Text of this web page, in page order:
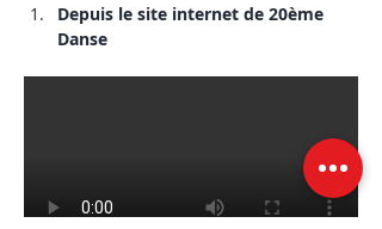
Depuis le site internet de 20ème
Danse